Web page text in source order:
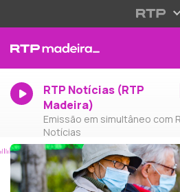
RTP Notícias (RTP
Madeira)
Emissão em simultâneo com
Notícias